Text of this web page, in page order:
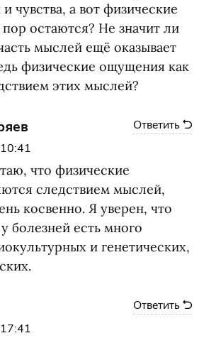
чувства, а вот физические
остаются? Не значит ли
мыслей ещё оказывает
физические ощущения как
этих мыслей?
Ответить
что физические
следствием мыслей,
косвенно. Я уверен, что
болезней есть много
и генетических,
Ответить